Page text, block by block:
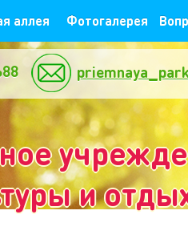
аллея Фотогалерея
и